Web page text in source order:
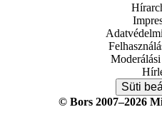
Süti
© Bors 2007–2026